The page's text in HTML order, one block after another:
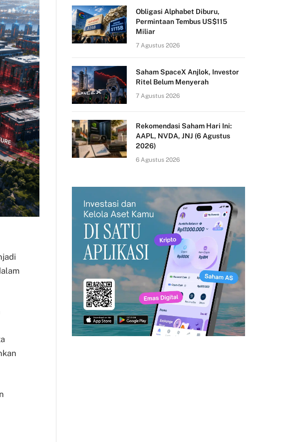
Obligasi Alphabet Diburu,
Permintaan Tembus US$115
Miliar
7 Agustus 2026
Saham SpaceX Anjlok, Investor
Ritel Belum Menyerah
7 Agustus 2026
Rekomendasi Saham Hari Ini:
AAPL, NVDA, JNJ (6 Agustus
2026)
6 Agustus 2026